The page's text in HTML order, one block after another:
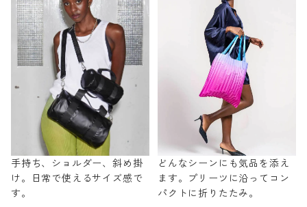
手持ち、ショルダー、斜め掛
け。日常で使えるサイズ感で
す。
どんなシーンにも気品を添え
ます。プリーツに沿ってコン
パクトに折りたたみ。